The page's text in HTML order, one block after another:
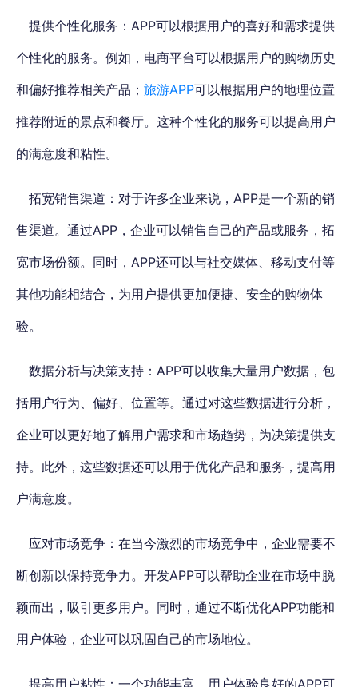
提供个性化服务 ：APP可以根据用户的喜好和需求提供
个性化的服务。例如，电商平台可以根据用户的购物历史
和偏好推荐相关产品； 旅游APP可以根据用户的地理位置
推荐附近的景点和餐厅。这种个性化的服务可以提高用户
的满意度和粘性。
拓宽销售渠道 ：对于许多企业来说，APP是一个新的销
售渠道。通过APP，企业可以销售自己的产品或服务，拓
宽市场份额。同时，APP还可以与社交媒体、移动支付等
其他功能相结合，为用户提供更加便捷、安全的购物体
验。
数据分析与决策支持 ：APP可以收集大量用户数据，包
括用户行为、偏好、位置等。通过对这些数据进行分析，
企业可以更好地了解用户需求和市场趋势，为决策提供支
持。此外，这些数据还可以用于优化产品和服务，提高用
户满意度。
应对市场竞争 ：在当今激烈的市场竞争中，企业需要不
断创新以保持竞争力。开发APP可以帮助企业在市场中脱
颖而出，吸引更多用户。同时，通过不断优化APP功能和
用户体验，企业可以巩固自己的市场地位。
提高用户粘性 ：一个功能丰富、用户体验良好的APP可